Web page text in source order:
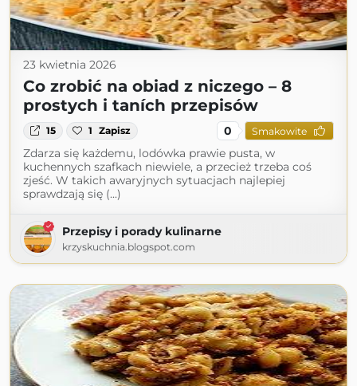
23 kwietnia 2026
Co zrobić na obiad z niczego – 8
prostych i taních przepisów
15 1 Zapisz 0 Smakowite
Zdarza się każdemu, lodówka prawie pusta, w
kuchennych szafkach niewiele, a przecież trzeba coś
zjeść. W takich awaryjnych sytuacjach najlepiej
sprawdzają się (...)
Przepisy i porady kulinarne
krzyskuchnia.blogspot.com